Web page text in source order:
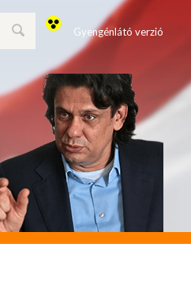
Gyengénlátó verzió